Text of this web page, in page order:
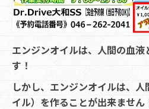
エンジンオイルは、人間の血
す！
しかし、エンジンオイルは、
イル）を作ることが出来ません